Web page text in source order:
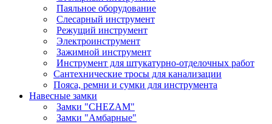
Паяльное оборудование
Слесарный инструмент
Режущий инструмент
Электроинструмент
Зажимной инструмент
Инструмент для штукатурно-отделочных работ
Сантехнические тросы для канализации
Пояса, ремни и сумки для инструмента
Навесные замки
Замки "CHEZAM"
Замки "Амбарные"